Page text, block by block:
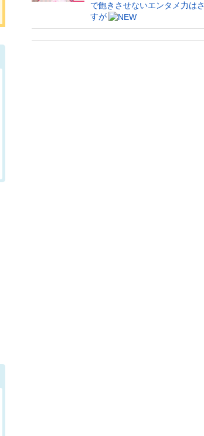
で飽きさせないエンタメ力はさ
すが